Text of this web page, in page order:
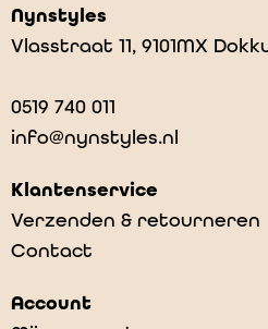
€12,95
Nynstyles
Vlasstraat 11, 9101MX
0519 740 011
info@nynstyles.nl
Klantenservice
Verzenden & retourneren
Contact
Account